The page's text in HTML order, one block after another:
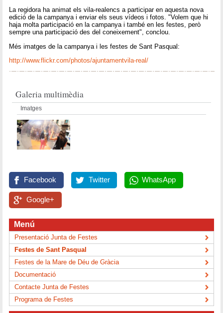
La regidora ha animat els vila-realencs a participar en aquesta nova
edició de la campanya i enviar els seus vídeos i fotos. "Volem que hi
haja molta participació en la campanya i també en les festes, però
sempre una participació des del coneixement", conclou.
Més imatges de la campanya i les festes de Sant Pasqual:
http://www.flickr.com/photos/ajuntamentvila-real/
Galeria multimèdia
Imatges
Facebook Twitter WhatsApp
Google+
Menú
Presentació Junta de Festes
Festes de Sant Pasqual
Festes de la Mare de Déu de Gràcia
Documentació
Contacte Junta de Festes
Programa de Festes